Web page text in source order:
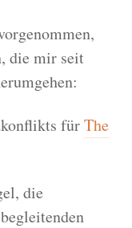
die mir seit
fürThe
die